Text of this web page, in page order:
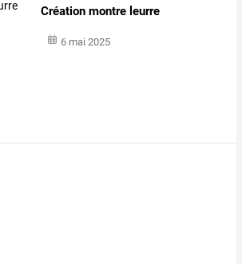
Création montre leurre
6 mai 2025